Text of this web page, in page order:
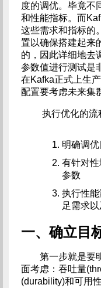
度的调优。毕竟不
和性能指标。而
这些需求和指标的
置以确保搭建起来
的，因此详细地去
参数值进行测试是
在Kafka正式上生
配置要考虑未来集
执行优化的流程
明确调
有针对
参数
执行性
足需求
一、确立目
第一步就是要明
面考虑：吞吐量
(durability)和可用